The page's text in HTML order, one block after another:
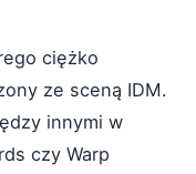
ciężko
ze sceną IDM.
innymi w
czy Warp